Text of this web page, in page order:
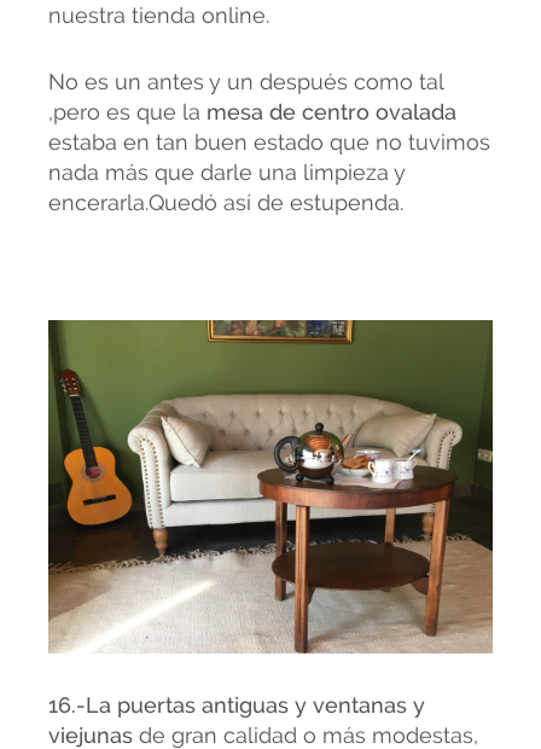
nuestra tienda online.
No es un antes y un después como tal
,pero es que la mesa de centro ovalada
estaba en tan buen estado que no tuvimos
nada más que darle una limpieza y
encerarla.Quedó así de estupenda.
16.-La puertas antiguas y ventanas y
viejunas de gran calidad o más modestas,